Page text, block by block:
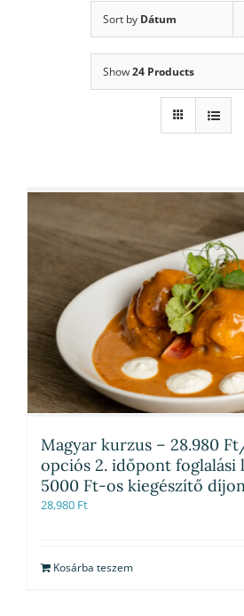
Sort by Dátum
Show24 Products
Magyar kurzus – 28.980
opciós 2. időpont foglalási
5000 Ft-os kiegészítő
28,980 Ft
Kosárba teszem